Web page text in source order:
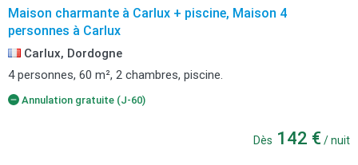
Maison charmante à Carlux + piscine, Maison 4
personnes à Carlux
Carlux, Dordogne
4 personnes, 60 m², 2 chambres, piscine.
Annulation gratuite (J-60)
Dès 142 € / nuit